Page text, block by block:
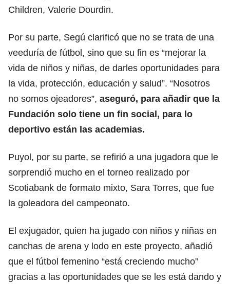
Children, Valerie Dourdin.
Por su parte, Segú clarificó que no se trata de una
veeduría de fútbol, sino que su fin es “mejorar la
vida de niños y niñas, de darles oportunidades para
la vida, protección, educación y salud”. “Nosotros
no somos ojeadores”, aseguró, para añadir que la
Fundación solo tiene un fin social, para lo
deportivo están las academias.
Puyol, por su parte, se refirió a una jugadora que le
sorprendió mucho en el torneo realizado por
Scotiabank de formato mixto, Sara Torres, que fue
la goleadora del campeonato.
El exjugador, quien ha jugado con niños y niñas en
canchas de arena y lodo en este proyecto, añadió
que el fútbol femenino “está creciendo mucho”
gracias a las oportunidades que se les está dando y